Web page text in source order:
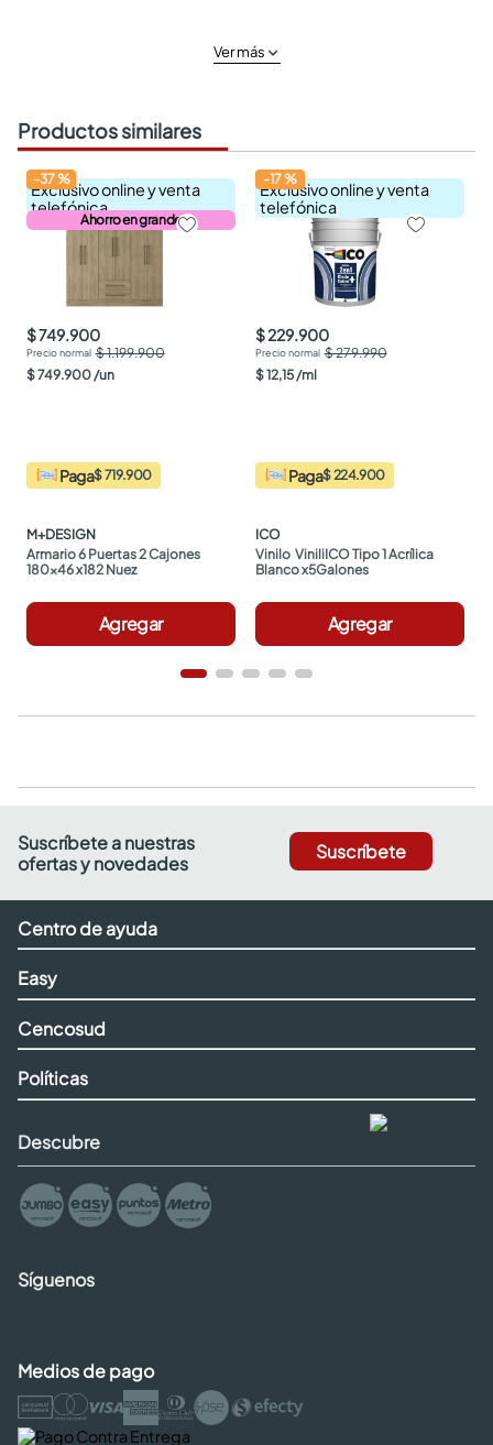
Ver más
Productos similares
Exclusivo online y venta
telefónica
Ahorro en grande
-37%
$ 749.900
$ 1.199.900
$749.900 /un
Paga$ 719.900
M+DESIGN
Armario 6 Puertas 2 Cajones
180x46 x182 Nuez
Agregar
Exclusivo online y venta
telefónica
-17%
$ 229.900
$ 279.990
$12,15 /ml
Paga$ 224.900
ICO
Vinilo  ViniliICO Tipo 1 Acrílica
Blanco x5Galones
Agregar
Suscríbete a nuestras
ofertas y novedades
Suscríbete
Centro de ayuda
Easy
Cencosud
Políticas
Descubre
Síguenos
Medios de pago